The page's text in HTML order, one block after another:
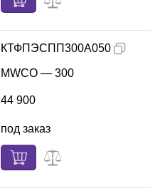
КТФПЭСПП300А050
MWCO — 300
44 900
под заказ